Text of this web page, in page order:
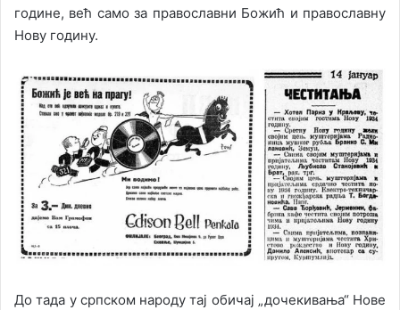
године, већ само за православни Божић и православну
Нову годину.
До тада у српском народу тај обичај „дочекивања“ Нове